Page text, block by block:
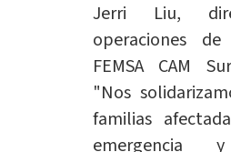
Jerri Liu,
operacionesde
FEMSA CAM
"Nos
familias
emergencia